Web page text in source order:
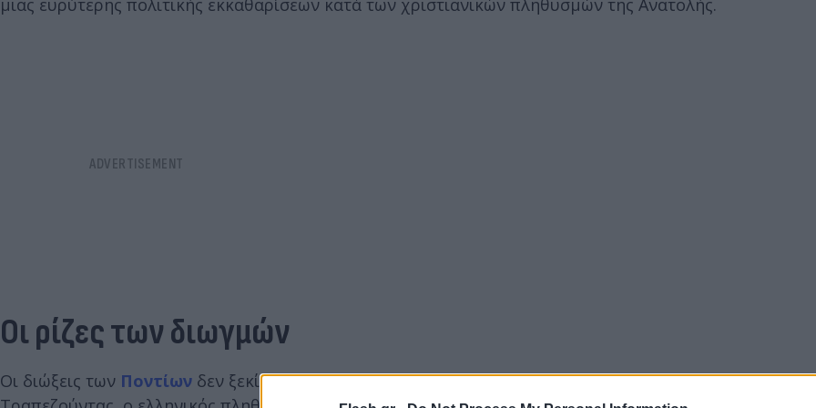
μιας ευρύτερης πολιτικής εκκαθαρίσεων κατά των χριστιανικών πληθυσμών της Ανατολής.
Οι ρίζες των διωγμών
Οι διώξεις των Ποντίων δεν ξεκίνησαν τον 20ό αιώνα. Ήδη από το 1461, με την πτώση της